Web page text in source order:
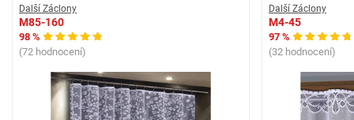
Další Záclony
M85-160
98 %
(72 hodnocení)
Další Záclony
M4-45
97 %
(32 hodnocení)